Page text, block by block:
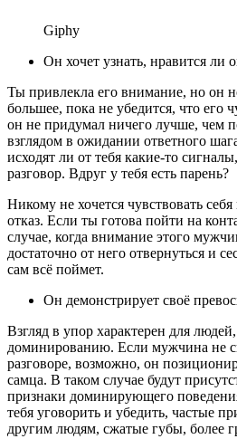
Giphy
Он хочет узнать, нравится ли
Ты привлекла его внимание, но он
большее, пока не убедится, что его
он не придумал ничего лучше, чем
взглядом в ожидании ответного
исходят ли от тебя какие-то
разговор. Вдруг у тебя есть парень?
Никому не хочется чувствовать
отказ. Если ты готова пойти на
случае, когда внимание этого
достаточно от него отвернуться и
сам всё поймет.
Он демонстрирует своё
Взгляд в упор характерен для
доминированию. Если мужчина не
разговоре, возможно, он
самца. В таком случае будут
признаки доминирующего
тебя уговорить и убедить, частые
другим людям, сжатые губы, более